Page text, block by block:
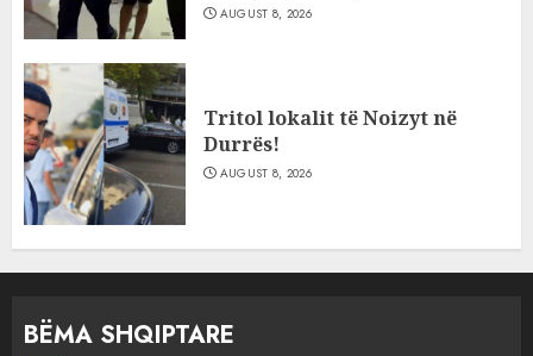
AUGUST 8, 2026
Tritol lokalit të Noizyt në
Durrës!
AUGUST 8, 2026
BËMA SHQIPTARE